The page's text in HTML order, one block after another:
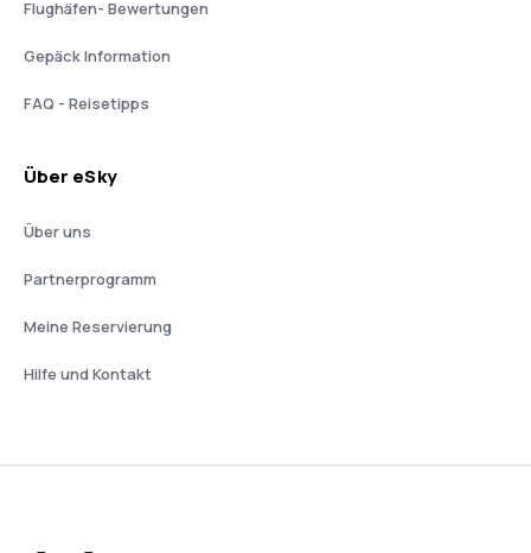
Flughäfen- Bewertungen
Gepäck Information
FAQ - Reisetipps
Über eSky
Über uns
Partnerprogramm
Meine Reservierung
Hilfe und Kontakt